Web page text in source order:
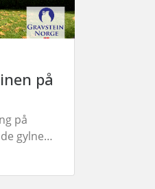
på
på
gylne